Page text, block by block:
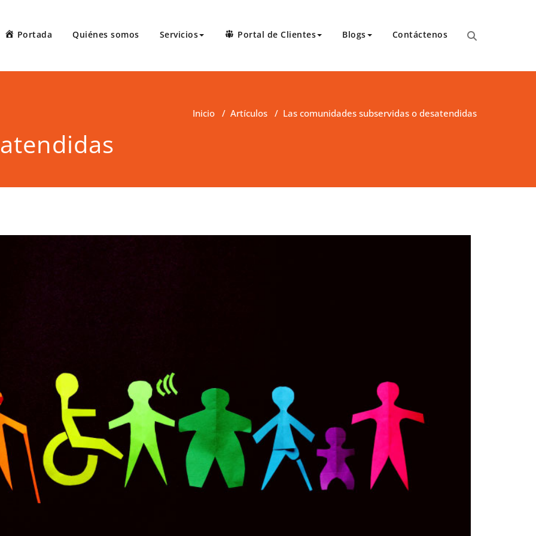
Portada Quiénes somos Servicios Portal de Clientes Blogs Contáctenos
Inicio / Artículos / Las comunidades subservidas o desatendidas